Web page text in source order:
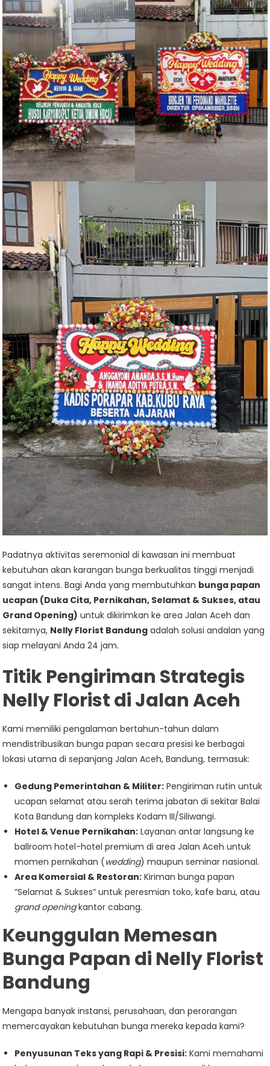
Padatnya aktivitas seremonial di kawasan ini membuat
kebutuhan akan karangan bunga berkualitas tinggi menjadi
sangat intens. Bagi Anda yang membutuhkan bunga papan
ucapan (Duka Cita, Pernikahan, Selamat & Sukses, atau
Grand Opening) untuk dikirimkan ke area Jalan Aceh dan
sekitarnya, Nelly Florist Bandung adalah solusi andalan yang
siap melayani Anda 24 jam.
Titik Pengiriman Strategis
Nelly Florist di Jalan Aceh
Kami memiliki pengalaman bertahun-tahun dalam
mendistribusikan bunga papan secara presisi ke berbagai
lokasi utama di sepanjang Jalan Aceh, Bandung, termasuk:
Gedung Pemerintahan & Militer: Pengiriman rutin untuk
ucapan selamat atau serah terima jabatan di sekitar Balai
Kota Bandung dan kompleks Kodam III/Siliwangi.
Hotel & Venue Pernikahan: Layanan antar langsung ke
ballroom hotel-hotel premium di area Jalan Aceh untuk
momen pernikahan (wedding) maupun seminar nasional.
Area Komersial & Restoran: Kiriman bunga papan
“Selamat & Sukses” untuk peresmian toko, kafe baru, atau
grand openingkantor cabang.
Keunggulan Memesan
Bunga Papan di Nelly Florist
Bandung
Mengapa banyak instansi, perusahaan, dan perorangan
memercayakan kebutuhan bunga mereka kepada kami?
Penyusunan Teks yang Rapi & Presisi: Kami memahami